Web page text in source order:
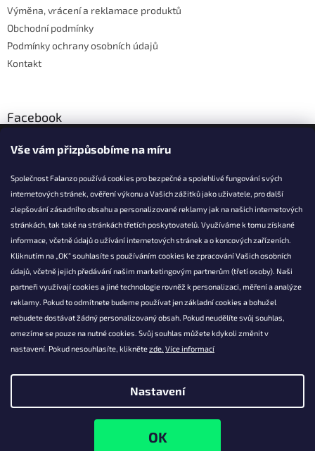
Vše vám přizpůsobíme na míru
Společnost Falanzo používá cookies pro bezpečné a spolehlivé fungování svých
internetových stránek, ověření výkonu a Vašich zážitků jako uživatele, pro další
zlepšování zásadního obsahu a personalizované reklamy jak na našich internetových
stránkách, tak také na stránkách třetích poskytovatelů. Využíváme k tomu získané
informace, včetně údajů o užívání internetových stránek a o koncových zařízeních.
Kliknutím na „OK“ souhlasíte s používáním cookies ke zpracování Vašich osobních
údajů, včetně jejich předávání našim marketingovým partnerům (třetí osoby). Naši
partneři využívají cookies a jiné technologie rovněž k personalizaci, měření a analýze
reklamy. Pokud to odmítnete budeme používat jen základní cookies a bohužel
nebudete dostávat žádný personalizovaný obsah. Pokud neudělíte svůj souhlas,
omezíme se pouze na nutné cookies. Svůj souhlas můžete kdykoli změnit v
nastavení. Pokud nesouhlasíte, kliknětezde. Více informací
Nastavení
Výměna, vrácení a reklamace produktů
Obchodní podmínky
Podmínky ochrany osobních údajů
Kontakt
Facebook
KONTAKT
info@falanzo.cz
Falanzo.cz
FalanzoCZ
Falanzo.cz. Všechna práva vyhrazena.